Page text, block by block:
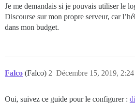
Je me demandais si je pouvais utiliser le
Discourse sur mon propre serveur, car
dans mon budget.
Falco (Falco) Décembre 15, 2019, 2:24
2
Oui, suivez ce guide pour le configurer :